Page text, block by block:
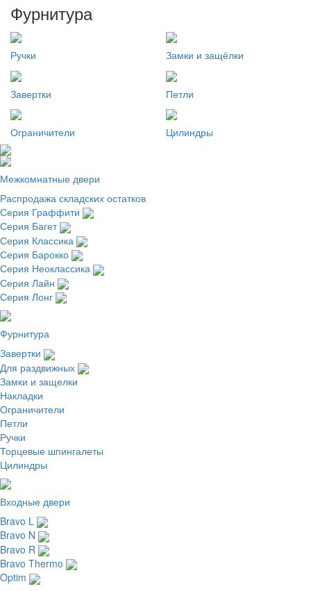
Фурнитура
Ручки Замки и защёлки
Завертки Петли
Ограничители Цилиндры
Межкомнатные двери
Распродажа складских остатков
Серия Граффити
Серия Багет
Серия Классика
Серия Барокко
Серия Неоклассика
Серия Лайн
Серия Лонг
Фурнитура
Завертки
Для раздвижных
Замки и защелки
Накладки
Ограничители
Петли
Ручки
Торцевые шпингалеты
Цилиндры
Входные двери
Bravo L
Bravo N
Bravo R
Bravo Thermo
Optim